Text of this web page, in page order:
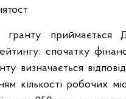
гранту приймається
спочатку
визначається
кількості робочих